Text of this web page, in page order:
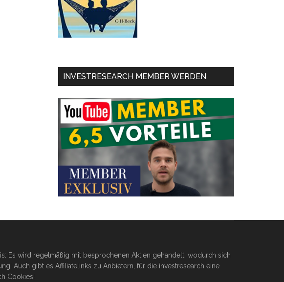
INVESTRESEARCH MEMBER WERDEN
Es wird regelmäßig mit besprochenen Aktien gehandelt, wodurch sich
Auch gibt es Affiliatelinks zu Anbietern, für die investresearch eine
Cookies!